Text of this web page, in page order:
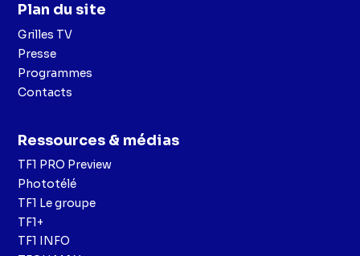
Plan du site
Grilles TV
Presse
Programmes
Contacts
Ressources & médias
TF1 PRO Preview
Phototélé
TF1 Le groupe
TF1+
TF1 INFO